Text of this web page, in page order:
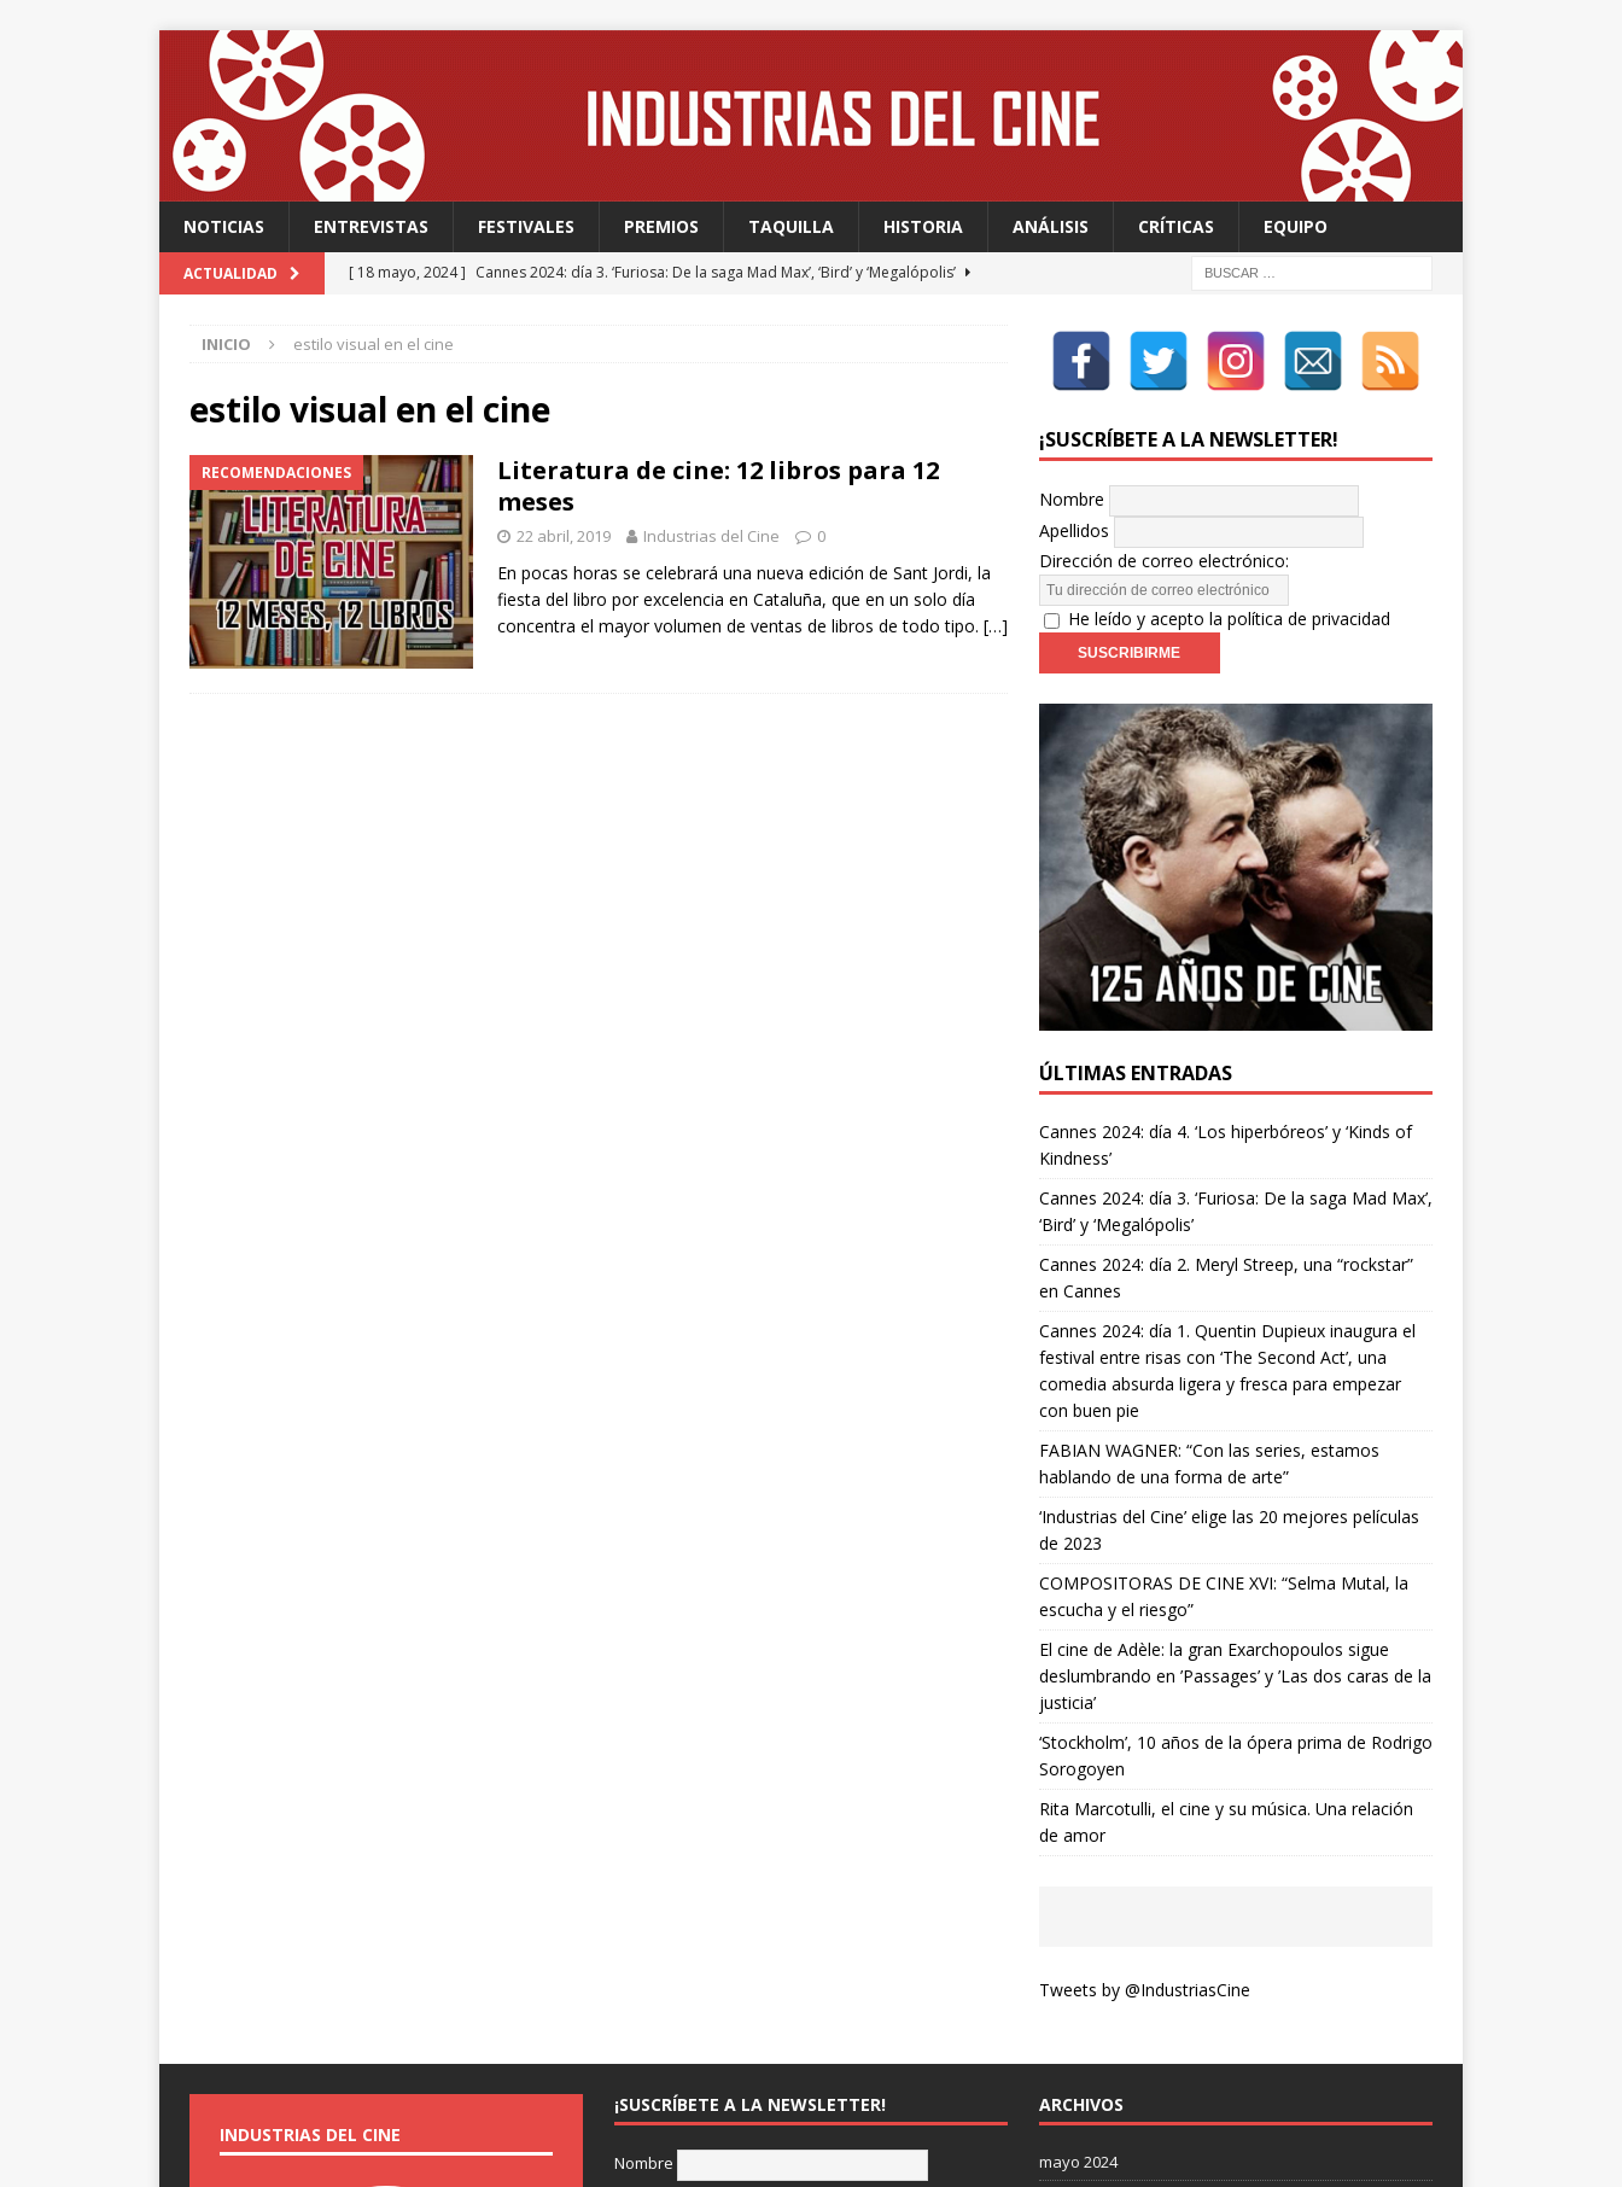
NOTICIAS ENTREVISTAS FESTIVALES PREMIOS TAQUILLA HISTORIA ANÁLISIS CRÍTICAS EQUIPO
ACTUALIDAD [ 18 mayo, 2024 ] Cannes 2024: día 3. ‘Furiosa: De la saga Mad Max’, ‘Bird’ y ‘Megalópolis’
[ 18 mayo, 2024 ]
[ 15 mayo, 2024 ]
Cannes 2024: día 1. Quentin Dupieux inaugura el festival entre risas con
FESTIVALES
[ 12 febrero, 2024 ]
arte”
ENTREVISTAS
[ 18 mayo, 2024 ]
Cannes 2024: día 4. ‘Los hiperbóreos’ y ‘Kinds of Kindness’ FESTIVALES
INICIO estilo visual en el cine
estilo visual en el cine
RECOMENDACIONES
Literatura de cine: 12 libros para 12
meses
22 abril, 2019 Industrias del Cine 0
En pocas horas se celebrará una nueva edición de Sant Jordi, la
fiesta del libro por excelencia en Cataluña, que en un solo día
concentra el mayor volumen de ventas de libros de todo tipo. […]
¡SUSCRÍBETE A LA NEWSLETTER!
Nombre
Apellidos
Dirección de correo electrónico:
He leído y acepto la política de privacidad
ÚLTIMAS ENTRADAS
Cannes 2024: día 4. ‘Los hiperbóreos’ y ‘Kinds of
Kindness’
Cannes 2024: día 3. ‘Furiosa: De la saga Mad Max’,
‘Bird’ y ‘Megalópolis’
Cannes 2024: día 2. Meryl Streep, una “rockstar”
en Cannes
Cannes 2024: día 1. Quentin Dupieux inaugura el
festival entre risas con ‘The Second Act’, una
comedia absurda ligera y fresca para empezar
con buen pie
FABIAN WAGNER: “Con las series, estamos
hablando de una forma de arte”
‘Industrias del Cine’ elige las 20 mejores películas
de 2023
COMPOSITORAS DE CINE XVI: “Selma Mutal, la
escucha y el riesgo”
El cine de Adèle: la gran Exarchopoulos sigue
deslumbrando en ’Passages’ y ’Las dos caras de la
justicia’
‘Stockholm’, 10 años de la ópera prima de Rodrigo
Sorogoyen
Rita Marcotulli, el cine y su música. Una relación
de amor
Tweets by @IndustriasCine
INDUSTRIAS DEL CINE
¡SUSCRÍBETE A LA NEWSLETTER!
Nombre
ARCHIVOS
mayo 2024